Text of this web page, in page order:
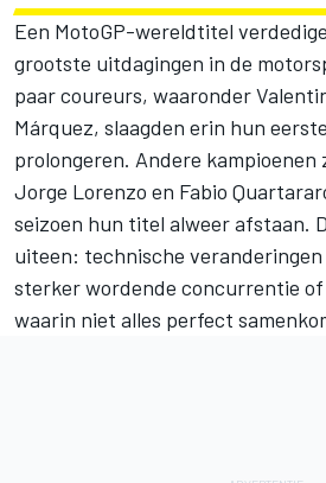
Een MotoGP-wereldtitel
grootste uitdagingen in de
paar coureurs, waaronder
Márquez, slaagden erin hun
prolongeren. Andere kampioenen
Jorge Lorenzo en Fabio
seizoen hun titel alweer afstaan.
uiteen: technische veranderingen
sterker wordende concurrentie of
waarin niet alles perfect